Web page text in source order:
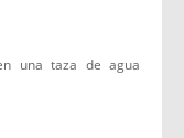
una taza de agua